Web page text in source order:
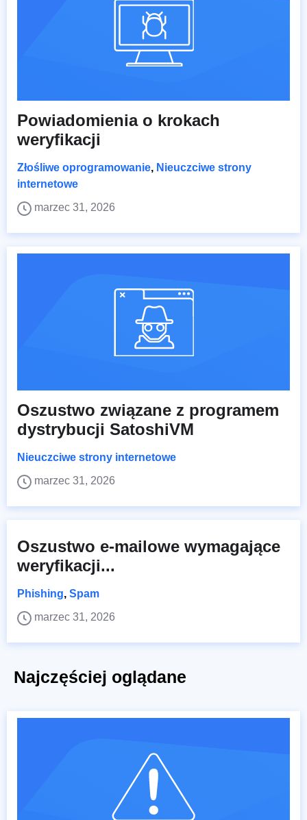
Powiadomienia o krokach
weryfikacji
Złośliwe oprogramowanie, Nieuczciwe strony
internetowe
marzec 31, 2026
Oszustwo związane z programem
dystrybucji SatoshiVM
Nieuczciwe strony internetowe
marzec 31, 2026
Oszustwo e-mailowe wymagające
weryfikacji...
Phishing, Spam
marzec 31, 2026
Najczęściej oglądane